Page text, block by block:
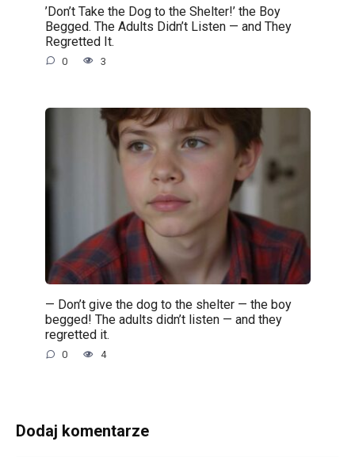
’Don’t Take the Dog to the Shelter!’ the Boy
Begged. The Adults Didn’t Listen — and They
Regretted It.
0 3
— Don’t give the dog to the shelter — the boy
begged! The adults didn’t listen — and they
regretted it.
0 4
Dodaj komentarze